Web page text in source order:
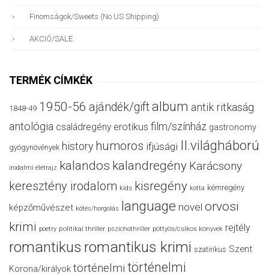
Finomságok/sweets (no US Shipping)
AKCIÓ/SALE
TERMÉK CÍMKÉK
1848-49 1950-56 ajándék/giftalbum antik ritkaság
antológia családregény erotikus film/színház gastronomy
gyógynövények history humoros ifjúsági II.világháború
irodalmi életrajz kalandos kalandregény Karácsony
keresztény irodalom kids kisregény kotta kémregény
képzőművészet kötés/horgolás language novel orvosi
krimi poetry politikai thriller pszichothriller pöttyös/csíkos könyvek rejtély
romantikus romantikus krimi szatirikus Szent
Korona/királyok történelmi történelmi